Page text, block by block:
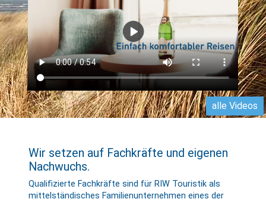
alle Videos
Wir setzen auf Fachkräfte und eigenen
Nachwuchs.
Qualifizierte Fachkräfte sind für RIW Touristik als
mittel­stän­disches Familien­unternehmen eines der